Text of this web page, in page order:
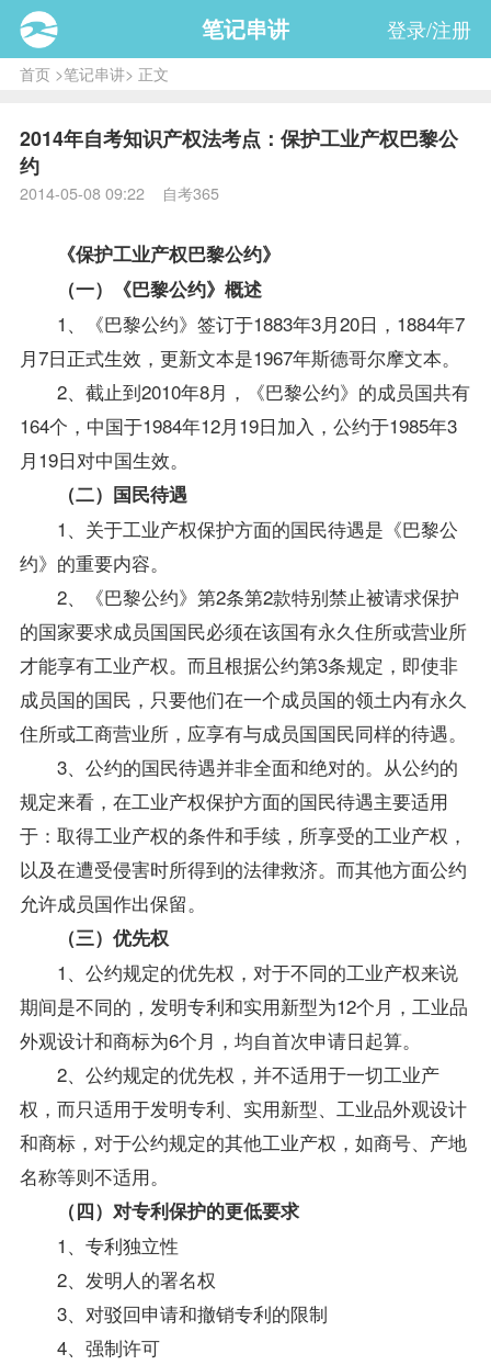
笔记串讲 登录/注册
首页>笔记串讲> 正文
2014年自考知识产权法考点：保护工业产权巴黎公
约
2014-05-08 09:22 自考365
《保护工业产权巴黎公约》
（一）《巴黎公约》概述
1、《巴黎公约》签订于1883年3月20日，1884年7
月7日正式生效，更新文本是1967年斯德哥尔摩文本。
2、截止到2010年8月，《巴黎公约》的成员国共有
164个，中国于1984年12月19日加入，公约于1985年3
月19日对中国生效。
（二）国民待遇
1、关于工业产权保护方面的国民待遇是《巴黎公
约》的重要内容。
2、《巴黎公约》第2条第2款特别禁止被请求保护
的国家要求成员国国民必须在该国有永久住所或营业所
才能享有工业产权。而且根据公约第3条规定，即使非
成员国的国民，只要他们在一个成员国的领土内有永久
住所或工商营业所，应享有与成员国国民同样的待遇。
3、公约的国民待遇并非全面和绝对的。从公约的
规定来看，在工业产权保护方面的国民待遇主要适用
于：取得工业产权的条件和手续，所享受的工业产权，
以及在遭受侵害时所得到的法律救济。而其他方面公约
允许成员国作出保留。
（三）优先权
1、公约规定的优先权，对于不同的工业产权来说
期间是不同的，发明专利和实用新型为12个月，工业品
外观设计和商标为6个月，均自首次申请日起算。
2、公约规定的优先权，并不适用于一切工业产
权，而只适用于发明专利、实用新型、工业品外观设计
和商标，对于公约规定的其他工业产权，如商号、产地
名称等则不适用。
（四）对专利保护的更低要求
1、专利独立性
2、发明人的署名权
3、对驳回申请和撤销专利的限制
4、强制许可